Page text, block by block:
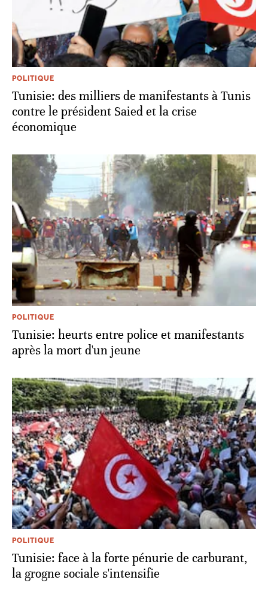
POLITIQUE
Tunisie: des milliers de manifestants à Tunis
contre le président Saied et la crise
économique
POLITIQUE
Tunisie: heurts entre police et manifestants
après la mort d'un jeune
POLITIQUE
Tunisie: face à la forte pénurie de carburant,
la grogne sociale s'intensifie